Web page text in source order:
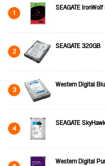
1 SEAGATE
2 SEAGATE 320GB
3 Western Digital
4 SEAGATE
Western Digital